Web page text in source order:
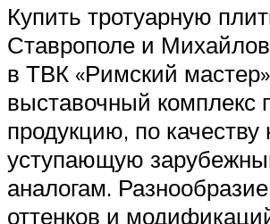
Купить тротуарную
Ставрополе и
в ТВК «Римский
выставочный комплекс
продукцию, по качеству
уступающую
аналогам.
оттенков и